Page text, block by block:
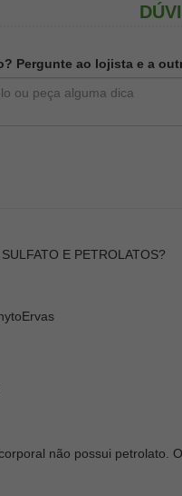
Pergunte ao lojista e a
E PETROLATOS?
não possui petrolato.